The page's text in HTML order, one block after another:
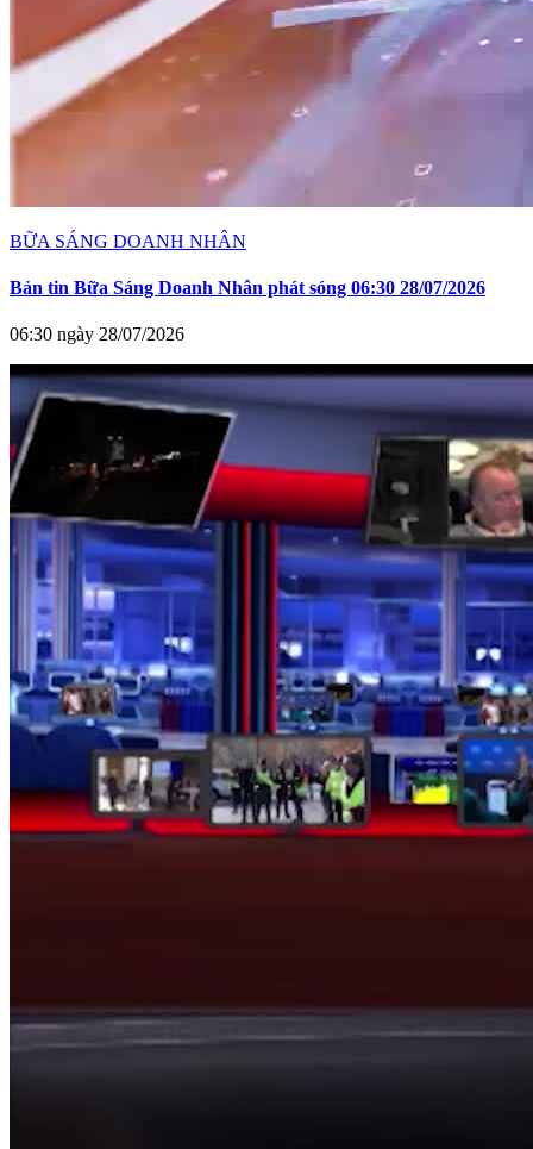
BỮA SÁNG DOANH NHÂN
Bản tin Bữa Sáng Doanh Nhân phát sóng 06:30 28/07/2026
06:30 ngày 28/07/2026